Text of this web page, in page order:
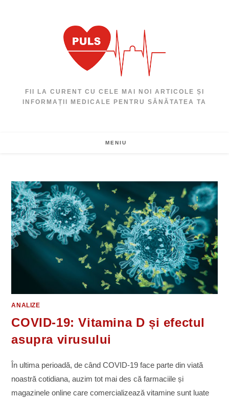
FII LA CURENT CU CELE MAI NOI ARTICOLE ȘI
INFORMAȚII MEDICALE PENTRU SĂNĂTATEA TA
MENIU
ANALIZE
COVID-19: Vitamina D și efectul
asupra virusului
În ultima perioadă, de când COVID-19 face parte din viată
noastră cotidiana, auzim tot mai des că farmaciile și
magazinele online care comercializează vitamine sunt luate